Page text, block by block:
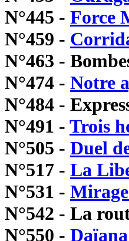
N°445 - Force
N°459 -
N°463 -
N°474 - Notre
N°484 -
N°491 - Trois
N°505 - Duel
N°517 - La
N°531 -
N°542 - La
N°550 -